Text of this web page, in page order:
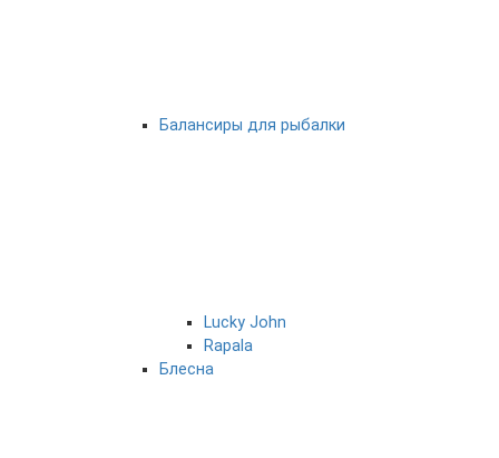
Балансиры для рыбалки
Lucky John
Rapala
Блесна